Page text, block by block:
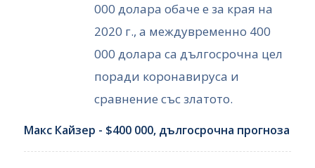
000 долара обаче е за края на
2020 г., а междувременно 400
000 долара са дългосрочна цел
поради коронавируса и
сравнение със златото.
Макс Кайзер - $400 000, дългосрочна прогноза